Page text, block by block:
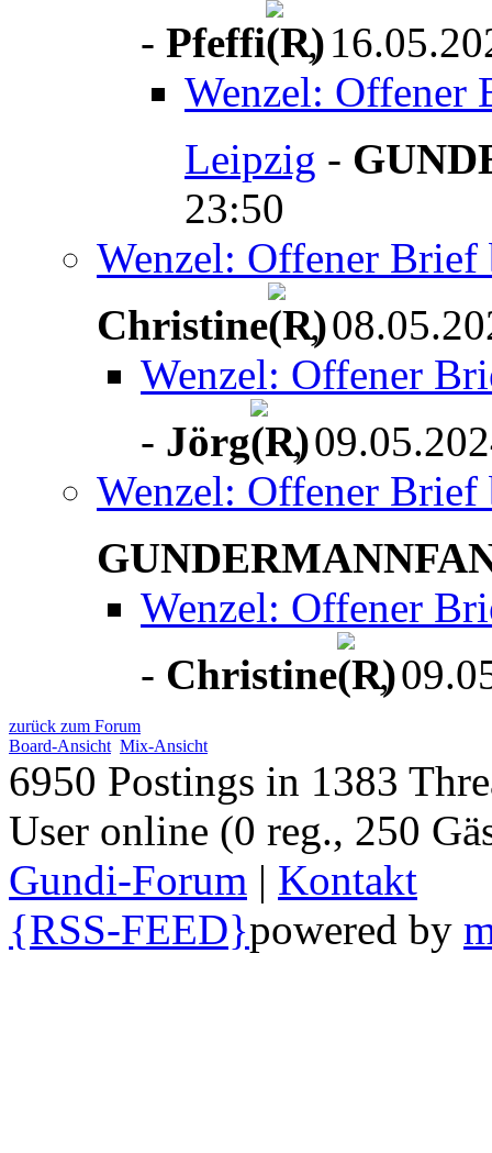
- Pfeffi
,
Wenzel: Offener
Leipzig -
23:50
Wenzel: Offener
Christine
,
Wenzel: Offener
- Jörg
,
Wenzel: Offener
Wenzel: Offener
- Christine ,
zurück zum Forum
Board-Ansicht Mix-Ansicht
6950 Postings in 1383
User online (0 reg., 250
Gundi-Forum | Kontakt
{RSS-FEED}powered by